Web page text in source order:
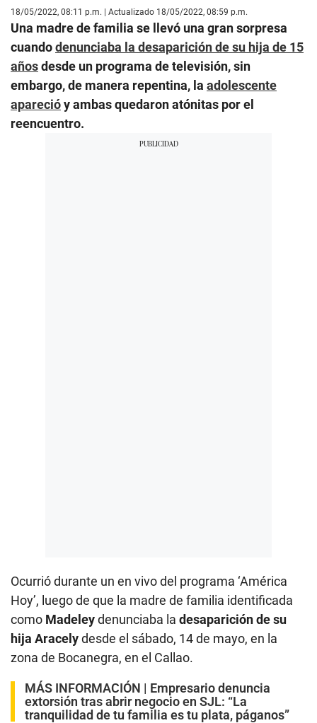
18/05/2022, 08:11 p.m. | Actualizado 18/05/2022, 08:59 p.m.
Una madre de familia se llevó una gran sorpresa
cuandodenunciaba la desaparición de su hija de 15
añosdesde un programa de televisión, sin
embargo, de manera repentina, la adolescente
aparecióy ambas quedaron atónitas por el
reencuentro.
Ocurrió durante un en vivo del programa ‘América
Hoy’, luego de que la madre de familia identificada
como Madeleydenunciaba la desaparición de su
hija Aracelydesde el sábado, 14 de mayo, en la
zona de Bocanegra, en el Callao.
MÁS INFORMACIÓN | Empresario denuncia
extorsión tras abrir negocio en SJL: “La
tranquilidad de tu familia es tu plata, páganos”